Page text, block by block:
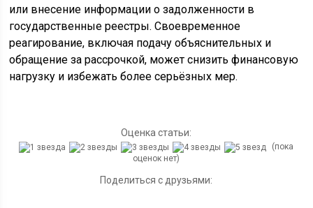
или внесение информации о задолженности в
государственные реестры. Своевременное
реагирование, включая подачу объяснительных и
обращение за рассрочкой, может снизить финансовую
нагрузку и избежать более серьёзных мер.
Оценка статьи:
(пока
оценок нет)
Поделиться с друзьями: